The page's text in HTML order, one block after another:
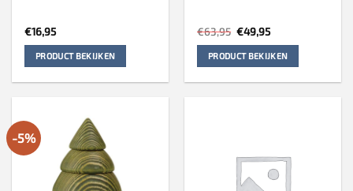
€16,95
PRODUCT BEKIJKEN
€63,95 Oorspronkelijke
prijs
was:
€63,95.
€49,95Huidige
is:
€49,95.
PRODUCT BEKIJKEN
-5%